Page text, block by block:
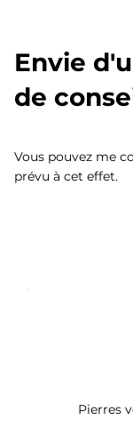
Envie
de
Vous pouvez me
prévu à cet effet.
Pierres